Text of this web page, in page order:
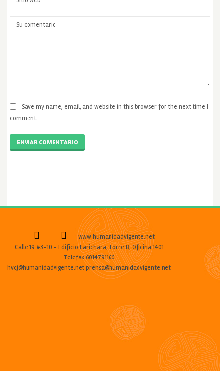
Save my name, email, and website in this browser for the next time I
comment.
ENVIAR COMENTARIO
www.humanidadvigente.net
Calle 19 #3-10 - Edificio Barichara, Torre B, Oficina 1401
Telefax 6014791166
hvcj@humanidadvigente.net prensa@humanidadvigente.net